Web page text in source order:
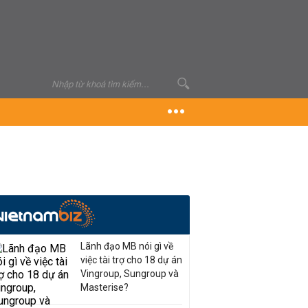
Lãnh đạo MB nói gì về
việc tài trợ cho 18 dự án
Vingroup, Sungroup và
Masterise?